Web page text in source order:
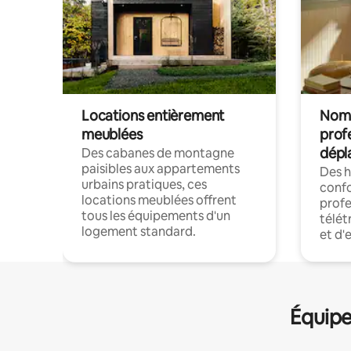
Locations entièrement
meublées
Des cabanes de montagne
paisibles aux appartements
urbains pratiques, ces
locations meublées offrent
tous les équipements d'un
logement standard.
Des
et